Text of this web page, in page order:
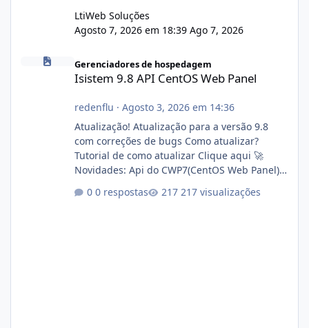
LtiWeb Soluções
Agosto 7, 2026 em 18:39 Ago 7, 2026
Isistem 9.8 API CentOS Web Panel
Gerenciadores de hospedagem
Isistem 9.8 API CentOS Web Panel
redenflu · Agosto 3, 2026 em 14:36
Atualização! Atualização para a versão 9.8
com correções de bugs Como atualizar?
Tutorial de como atualizar Clique aqui 🚀
Novidades: Api do CWP7(CentOS Web Panel)
autorizado a usasr o isistem:
0 respostas 217 visualizações